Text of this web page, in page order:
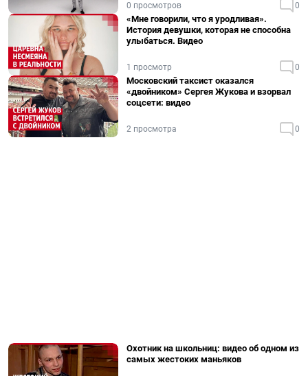
0 просмотров 0
«Мне говорили, что я уродливая».
История девушки, которая не способна
улыбаться. Видео
1 просмотр 0
Московский таксист оказался
«двойником» Сергея Жукова и взорвал
соцсети: видео
2 просмотра 0
Охотник на школьниц: видео об одном из
самых жестоких маньяков